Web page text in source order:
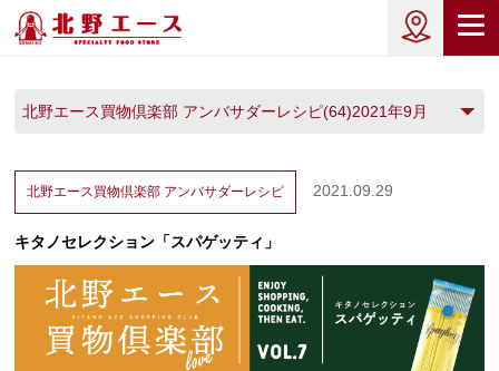
北野エース買物倶楽部 アンバサダーレシピ(64)2021年9月
北野エース買物倶楽部 アンバサダーレシピ 2021.09.29
キタノセレクション「スパゲッティ」